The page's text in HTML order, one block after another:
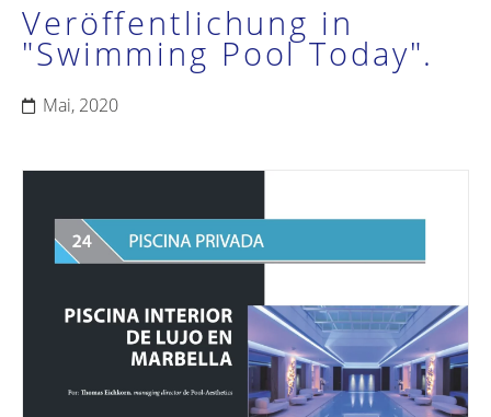
Veröffentlichung in
"Swimming Pool Today".
Mai, 2020